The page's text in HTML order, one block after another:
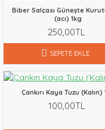
Biber Salçası Güneşte
(acı) 1kg
250,00TL
SEPETE EKLE
Çankırı Kaya Tuzu (Kalın)
100,00TL